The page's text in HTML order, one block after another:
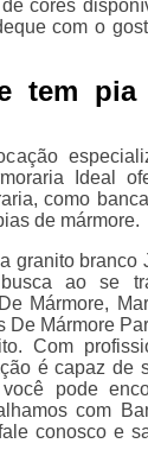
cores
com o
tem
Ideal
como
de mármore.
granito branco
ao se
Mármore,
Mármore
Com
é capaz de
pode
com
conosco e